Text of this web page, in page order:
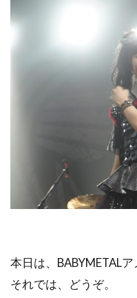
本日は、BABYMETAL
それでは、どうぞ。